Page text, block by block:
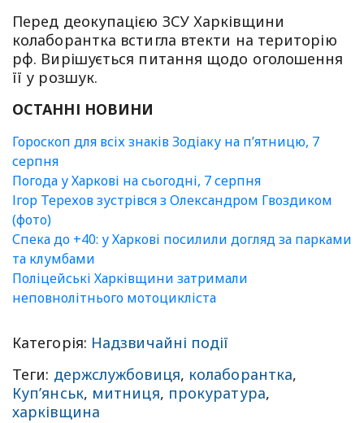
Перед деокупацією ЗСУ Харківщини
колаборантка встигла втекти на територію
рф. Вирішується питання щодо оголошення
її у розшук.
ОСТАННІ НОВИНИ
Гороскоп для всіх знаків Зодіаку на п’ятницю, 7
серпня
Погода у Харкові на сьогодні, 7 серпня
Ігор Терехов зустрівся з Олександром Гвоздиком
(фото)
Спека до +40: у Харкові посилили догляд за парками
та клумбами
Поліцейські Харківщини затримали
неповнолітнього мотоцикліста
Категорія: Надзвичайні події
Теги: держслужбовиця, колаборантка,
Купʼянськ, митниця, прокуратура,
харківщина